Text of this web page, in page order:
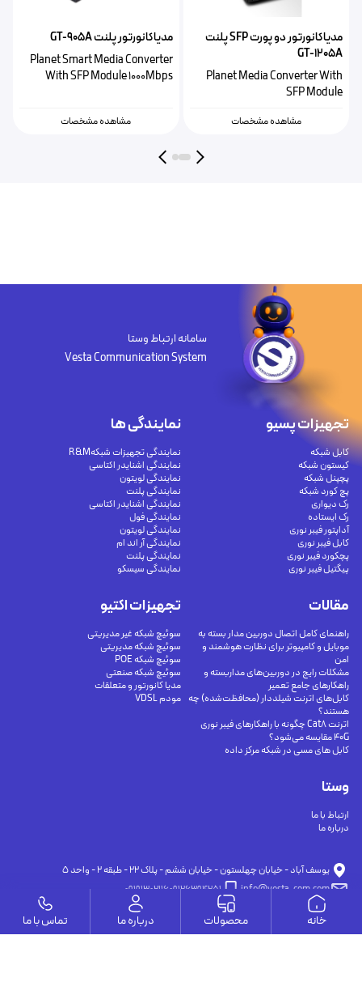
مدیاکانورتور دو پورت SFP پلنت
GT-1205A
Planet Media Converter With
SFP Module
مشاهده مشخصات
مدیاکانورتور پلنت GT-905A
Planet Smart Media Converter
With SFP Module 1000Mbps
مشاهده مشخصات
سامانه ارتباط وستا
Vesta Communication System
وستا
ارتباط با ما
درباره ما
تجهیزات پسیو
کابل شبکه
کیستون شبکه
پچپنل شبکه
پچ کورد شبکه
رک دیواری
رک ایستاده
آداپتور فیبر نوری
کابل فیبر نوری
پچکورد فیبر نوری
پیگتیل فیبر نوری
تجهیزات اکتیو
سوئیچ شبکه غیر مدیریتی
سوئیچ شبکه مدیریتی
سوئیچ شبکه POE
سوئیچ شبکه صنعتی
مدیا کانورتور و متعلقات
مودم VDSL
نمایندگی ها
نمایندگی تجهیزات شبکهR&M
نمایندگی اشنایدر اکتاسی
نمایندگی لویتون
نمایندگی پلنت
نمایندگی اشنایدر اکتاسی
نمایندگی فول
نمایندگی لویتون
نمایندگی آر اند ام
نمایندگی پلنت
نمایندگی سیسکو
مقالات
راهنمای کامل اتصال دوربین مدار بسته به
موبایل و کامپیوتر برای نظارت هوشمند و
امن
مشکلات رایج در دوربین‌های مداربسته و
راهکارهای جامع تعمیر
کابل‌های اترنت شیلددار (محافظت‌شده) چه
هستند؟
اترنت Cat8 چگونه با راهکارهای فیبر نوری
40G مقایسه می‌شود؟
کابل های مسی در شبکه مرکز داده
يوسف آباد - خيابان چهلستون - خيابان ششم - پلاك ٢٢ - طبقه ٢ - واحد ٥
info@vesta-com.com
09126394251
09191302116
خانه محصولات درباره ما تماس با ما